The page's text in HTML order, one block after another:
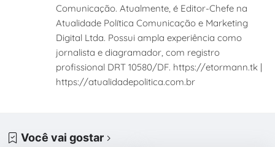
Comunicação. Atualmente, é Editor-Chefe na
Atualidade Política Comunicação e Marketing
Digital Ltda. Possui ampla experiência como
jornalista e diagramador, com registro
profissional DRT 10580/DF. https://etormann.tk |
https://atualidadepolitica.com.br
Você vai gostar